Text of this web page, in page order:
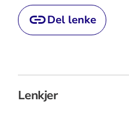
Del lenke
Lenkjer